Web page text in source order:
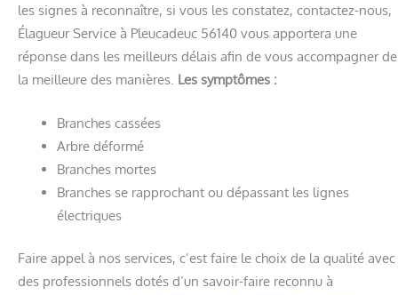
les signes à reconnaître, si vous les constatez, contactez-nous,
Élagueur Service à Pleucadeuc 56140 vous apportera une
réponse dans les meilleurs délais afin de vous accompagner de
la meilleure des manières. Les symptômes :
Branches cassées
Arbre déformé
Branches mortes
Branches se rapprochant ou dépassant les lignes
électriques
Faire appel à nos services, c’est faire le choix de la qualité avec
des professionnels dotés d’un savoir-faire reconnu à